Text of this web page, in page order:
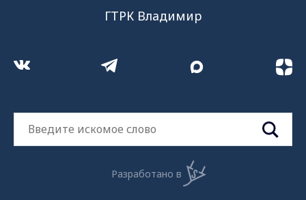
ГТРК Владимир
Разработано в